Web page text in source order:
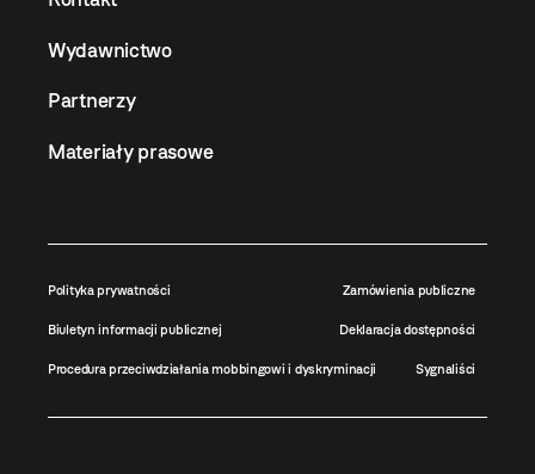
Wydawnictwo
Partnerzy
Materiały prasowe
Polityka prywatności Zamówienia publiczne
Biuletyn informacji publicznej Deklaracja dostępności
Procedura przeciwdziałania mobbingowi i dyskryminacji Sygnaliści